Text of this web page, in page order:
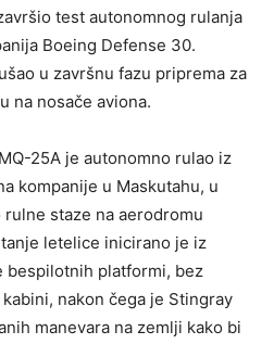
test autonomnog rulanja
Boeing Defense 30.
u završnu fazu priprema za
na nosače aviona.
25A je autonomno rulao iz
kompanije u Maskutahu, u
staze na aerodromu
letelice inicirano je iz
bespilotnih platformi, bez
nakon čega je Stingray
manevara na zemlji kako bi